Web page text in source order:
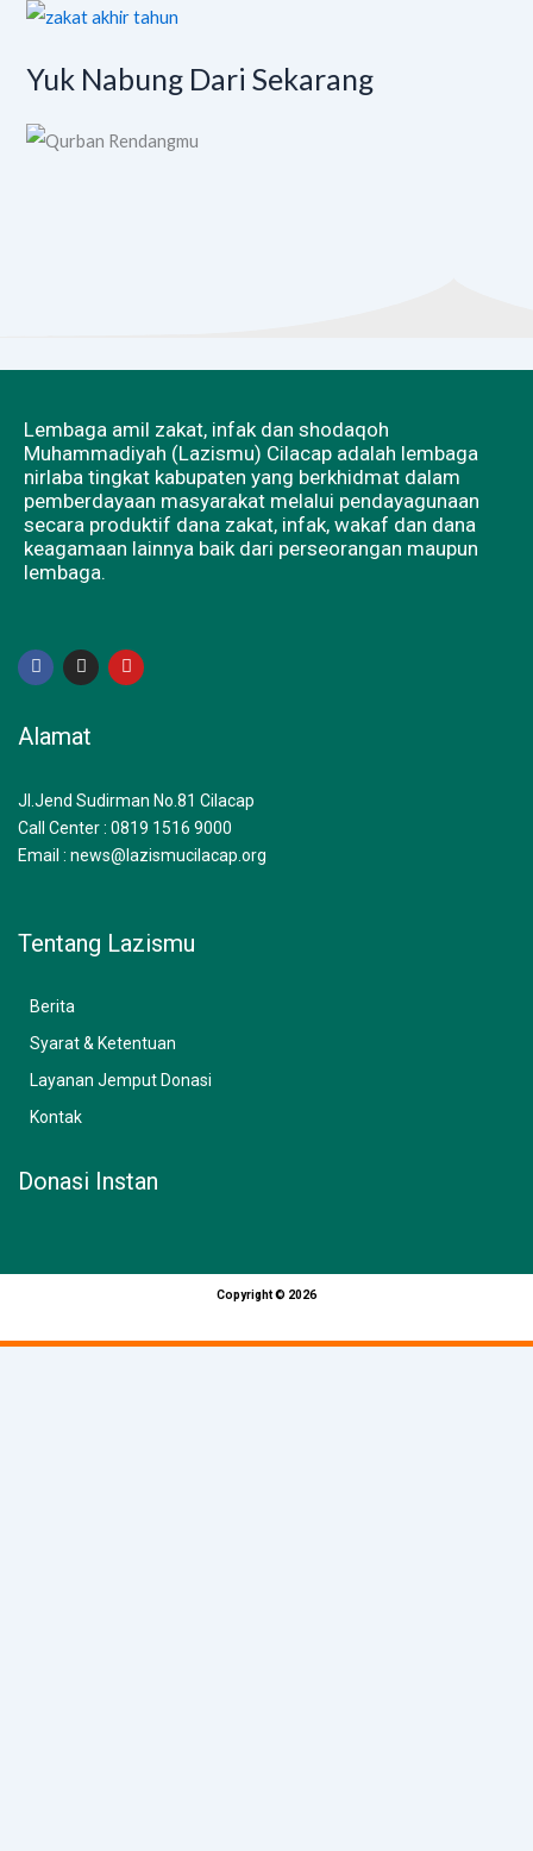
Yuk Nabung Dari Sekarang
Lembaga amil zakat, infak dan shodaqoh
Muhammadiyah (Lazismu) Cilacap adalah lembaga
nirlaba tingkat kabupaten yang berkhidmat dalam
pemberdayaan masyarakat melalui pendayagunaan
secara produktif dana zakat, infak, wakaf dan dana
keagamaan lainnya baik dari perseorangan maupun
lembaga.
F
a
c
o
I
n
s
g
m
Y
o
u
Alamat
Jl.Jend Sudirman No.81 Cilacap
Call Center : 0819 1516 9000
Email : news@lazismucilacap.org
Tentang Lazismu
Berita
Syarat & Ketentuan
Layanan Jemput Donasi
Kontak
Donasi Instan
Copyright © 2026